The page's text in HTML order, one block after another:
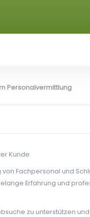
Personalvermittlung
Kunde
Fachpersonal und
Erfahrung und
zu unterstützen